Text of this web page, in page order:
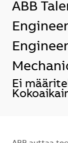
ABB
Sijainti
Ei